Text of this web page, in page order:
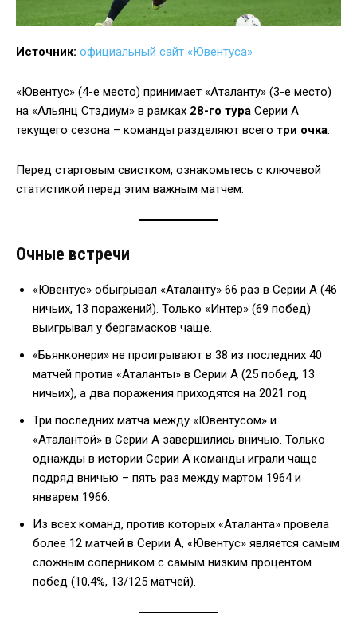
Источник: официальный сайт «Ювентуса»
«Ювентус» (4-е место) принимает «Аталанту» (3-е место)
на «Альянц Стэдиум» в рамках 28-го тура Серии А
текущего сезона – команды разделяют всего три очка.
Перед стартовым свистком, ознакомьтесь с ключевой
статистикой перед этим важным матчем:
Очные встречи
«Ювентус» обыгрывал «Аталанту» 66 раз в Серии А (46
ничьих, 13 поражений). Только «Интер» (69 побед)
выигрывал у бергамасков чаще.
«Бьянконери» не проигрывают в 38 из последних 40
матчей против «Аталанты» в Серии А (25 побед, 13
ничьих), а два поражения приходятся на 2021 год.
Три последних матча между «Ювентусом» и
«Аталантой» в Серии А завершились вничью. Только
однажды в истории Серии А команды играли чаще
подряд вничью – пять раз между мартом 1964 и
январем 1966.
Из всех команд, против которых «Аталанта» провела
более 12 матчей в Серии А, «Ювентус» является самым
сложным соперником с самым низким процентом
побед (10,4%, 13/125 матчей).